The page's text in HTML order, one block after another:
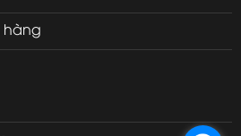
hàng